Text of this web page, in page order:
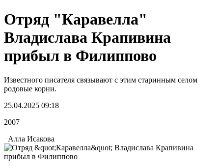
Отряд "Каравелла"
Владислава Крапивина
прибыл в Филиппово
Известного писателя связывают с этим старинным селом
родовые корни.
25.04.2025 09:18
2007
Алла Исакова